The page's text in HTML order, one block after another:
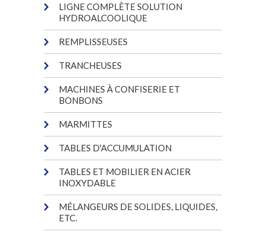
LIGNE COMPLÈTE SOLUTION
HYDROALCOOLIQUE
REMPLISSEUSES
TRANCHEUSES
MACHINES À CONFISERIE ET
BONBONS
MARMITTES
TABLES D'ACCUMULATION
TABLES ET MOBILIER EN ACIER
INOXYDABLE
MÉLANGEURS DE SOLIDES, LIQUIDES,
ETC.